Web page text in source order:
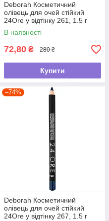
Deborah Косметичний
олівець для очей стійкий
24Ore у відтінку 261, 1.5 г
В наявності
72,80 ₴ 280 ₴
Купити
–74%
Deborah Косметичний
олівець для очей стійкий
24Ore у відтінку 267, 1.5 г